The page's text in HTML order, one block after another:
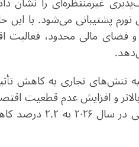
پشتیبانی می‌شود. با
و فضای مالی محدود،
تنش‌های تجاری به کاهش